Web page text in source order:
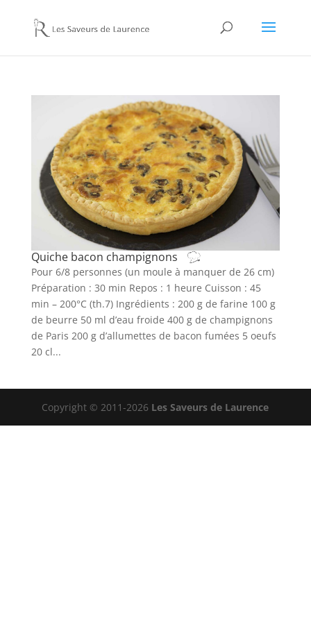
Quiche bacon champignons
Pour 6/8 personnes (un moule à manquer de 26 cm)
Préparation : 30 min Repos : 1 heure Cuisson : 45
min – 200°C (th.7) Ingrédients : 200 g de farine 100 g
de beurre 50 ml d’eau froide 400 g de champignons
de Paris 200 g d’allumettes de bacon fumées 5 oeufs
20 cl...
Copyright © 2011-2026 Les Saveurs de Laurence